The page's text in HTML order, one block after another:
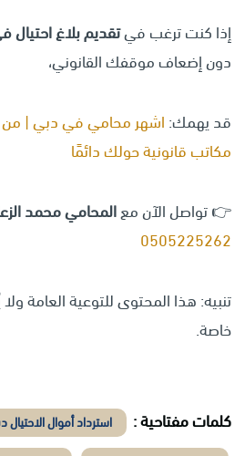
إذا كنت ترغب فيتقديم بلاغ
دون إضعاف موقفك القانوني،
قد يهمك:
مكاتب قانونية حولك دائمًا
👉 تواصل الآن معالمحامي محمد
0505225262
تنبيه: هذا المحتوى للتوعية العامة
خاصة.
كلمات مفتاحية : استرداد أموال الاحتيال